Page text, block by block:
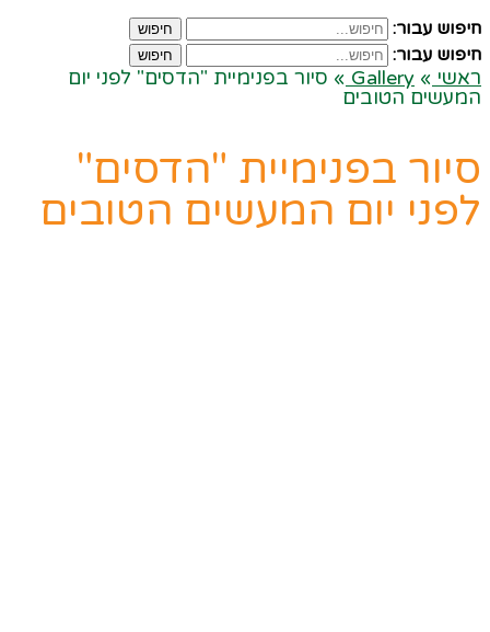
חיפוש עבור: חיפוש
חיפוש עבור: חיפוש
ראשי »
Gallery
» סיור בפנימיית "הדסים" לפני יום
המעשים הטובים
סיור בפנימיית "הדסים"
לפני יום המעשים הטובים